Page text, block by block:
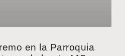
en la Parroquia